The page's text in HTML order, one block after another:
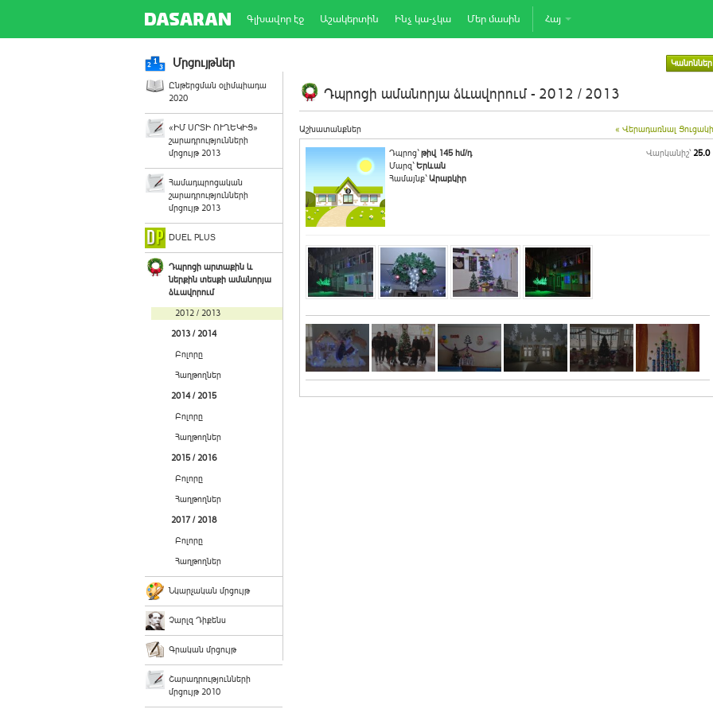
Գլխավոր էջ Աշակերտին Ինչ կա-չկա Մեր մասին Հայ
Մրցույթներ Կանոններ
Ընթերցման օլիմպիադա
2020
«ԻՄ ՍՐՏԻ ՈՒՂԵԿԻՑ»
շարադրությունների
մրցույթ 2013
Համադպրոցական
շարադրությունների
մրցույթ 2013
DUEL PLUS
Դպրոցի արտաքին և
ներքին տեսքի ամանորյա
ձևավորում
2012 / 2013
2013 / 2014
Բոլորը
Հաղթողներ
2014 / 2015
Բոլորը
Հաղթողներ
2015 / 2016
Բոլորը
Հաղթողներ
2017 / 2018
Բոլորը
Հաղթողներ
Նկարչական մրցույթ
Չարլզ Դիքենս
Գրական մրցույթ
Շարադրությունների
մրցույթ 2010
Դպրոցի ամանորյա ձևավորում - 2012 / 2013
Աշխատանքներ « Վերադառնալ
Դպրոց`թիվ 145 հմ/դ
Մարզ`Երևան
Համայնք`Արաբկիր
Վարկանիշ՝ 25.0